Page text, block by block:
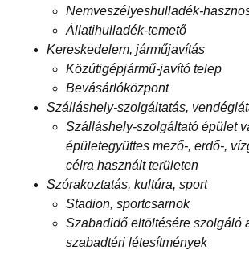
Nemveszélyeshulladék-
Állatihulladék-temető
Kereskedelem, járműjavítás
Közútigépjármű-javító telep
Bevásárlóközpont
Szálláshely-szolgáltatás,
Szálláshely-szolgáltató épület
épületegyüttes mező-, erdő-,
célra használt területen
Szórakoztatás, kultúra, sport
Stadion, sportcsarnok
Szabadidő eltöltésére szolgáló
szabadtéri létesítmények